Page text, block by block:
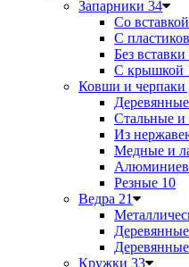
Запарники 34
Со
С
Без вставки
С крышкой
Ковши и черпаки
Деревянные
Стальные
Из
Медные и
Резные 10
Ведра 21
Деревянные
Кружки 33